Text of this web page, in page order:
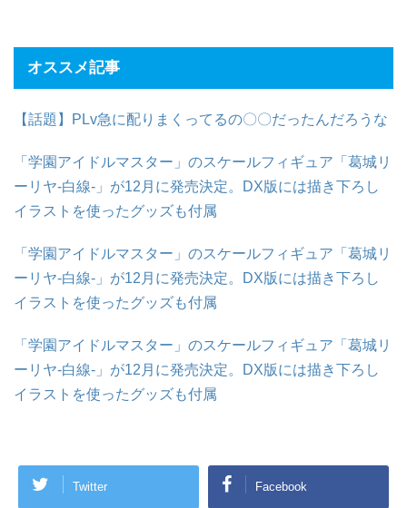
オススメ記事
【話題】PLv急に配りまくってるの〇〇だったんだろうな
「学園アイドルマスター」のスケールフィギュア「葛城リ
ーリヤ-白線-」が12月に発売決定。DX版には描き下ろし
イラストを使ったグッズも付属
「学園アイドルマスター」のスケールフィギュア「葛城リ
ーリヤ-白線-」が12月に発売決定。DX版には描き下ろし
イラストを使ったグッズも付属
「学園アイドルマスター」のスケールフィギュア「葛城リ
ーリヤ-白線-」が12月に発売決定。DX版には描き下ろし
イラストを使ったグッズも付属
Twitter Facebook